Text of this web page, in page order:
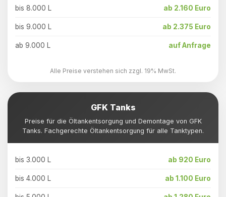
bis 8.000 L ab 2.160 Euro
bis 9.000 L ab 2.375 Euro
ab 9.000 L auf Anfrage
Alle Preise verstehen sich zzgl. 19% MwSt.
GFK Tanks
Preise für die Öltankentsorgung und Demontage von GFK
Tanks. Fachgerechte Öltankentsorgung für alle Tanktypen.
bis 3.000 L ab 920 Euro
bis 4.000 L ab 1.100 Euro